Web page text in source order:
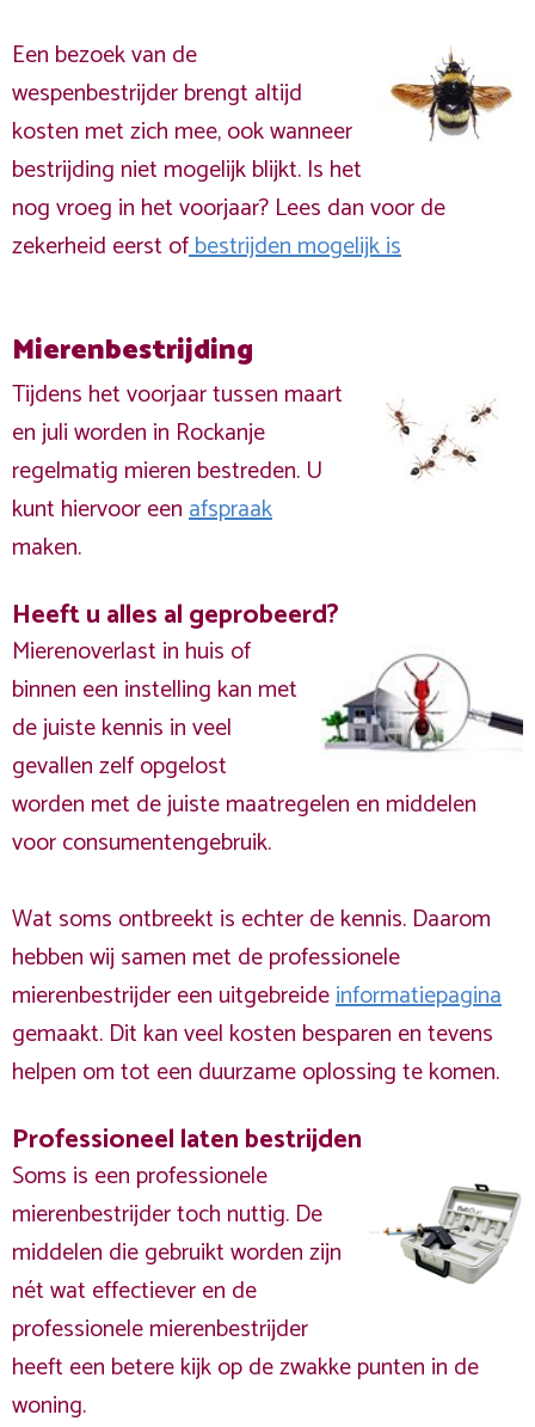
Een bezoek van de
wespenbestrijder brengt altijd
kosten met zich mee, ook wanneer
bestrijding niet mogelijk blijkt. Is het
nog vroeg in het voorjaar? Lees dan voor de
zekerheid eerst ofbestrijden mogelijk is
Mierenbestrijding
Tijdens het voorjaar tussen maart
en juli worden in Rockanje
regelmatig mieren bestreden. U
kunt hiervoor eenafspraak
maken.
Heeft u alles al geprobeerd?
Mierenoverlast in huis of
binnen een instelling kan met
de juiste kennis in veel
gevallen zelf opgelost
worden met de juiste maatregelen en middelen
voor consumentengebruik.
Wat soms ontbreekt is echter de kennis. Daarom
hebben wij samen met de professionele
mierenbestrijder een uitgebreideinformatiepagina
gemaakt. Dit kan veel kosten besparen en tevens
helpen om tot een duurzame oplossing te komen.
Professioneel laten bestrijden
Soms is een professionele
mierenbestrijder toch nuttig. De
middelen die gebruikt worden zijn
nét wat effectiever en de
professionele mierenbestrijder
heeft een betere kijk op de zwakke punten in de
woning.